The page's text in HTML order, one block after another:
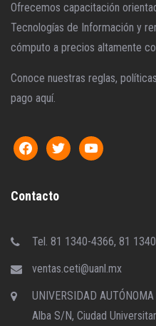
Ofrecemos capacitación
Tecnologías de Información y
cómputo a precios altamente
Conoce nuestras reglas,
pago aquí.
Contacto
Tel. 81 1340-4366, 81
ventas.ceti@uanl.mx
UNIVERSIDAD
Alba S/N, Ciudad